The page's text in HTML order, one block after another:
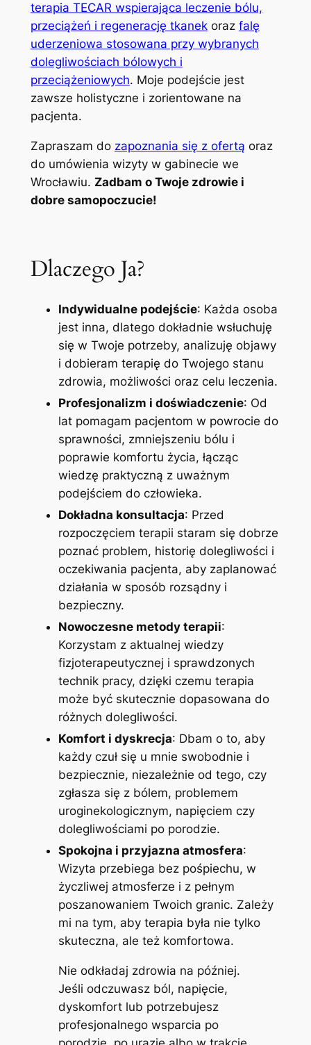
terapia TECAR wspierająca leczenie bólu,
przeciążeń i regenerację tkanekoraz falę
uderzeniowa stosowana przy wybranych
dolegliwościach bólowych i
przeciążeniowych. Moje podejście jest
zawsze holistyczne i zorientowane na
pacjenta.
Zapraszam do zapoznania się z ofertą oraz
do umówienia wizyty w gabinecie we
Wrocławiu. Zadbam o Twoje zdrowie i
dobre samopoczucie!
Dlaczego Ja?
Indywidualne podejście: Każda osoba
jest inna, dlatego dokładnie wsłuchuję
się w Twoje potrzeby, analizuję objawy
i dobieram terapię do Twojego stanu
zdrowia, możliwości oraz celu leczenia.
Profesjonalizm i doświadczenie: Od
lat pomagam pacjentom w powrocie do
sprawności, zmniejszeniu bólu i
poprawie komfortu życia, łącząc
wiedzę praktyczną z uważnym
podejściem do człowieka.
Dokładna konsultacja: Przed
rozpoczęciem terapii staram się dobrze
poznać problem, historię dolegliwości i
oczekiwania pacjenta, aby zaplanować
działania w sposób rozsądny i
bezpieczny.
Nowoczesne metody terapii:
Korzystam z aktualnej wiedzy
fizjoterapeutycznej i sprawdzonych
technik pracy, dzięki czemu terapia
może być skutecznie dopasowana do
różnych dolegliwości.
Komfort i dyskrecja: Dbam o to, aby
każdy czuł się u mnie swobodnie i
bezpiecznie, niezależnie od tego, czy
zgłasza się z bólem, problemem
uroginekologicznym, napięciem czy
dolegliwościami po porodzie.
Spokojna i przyjazna atmosfera:
Wizyta przebiega bez pośpiechu, w
życzliwej atmosferze i z pełnym
poszanowaniem Twoich granic. Zależy
mi na tym, aby terapia była nie tylko
skuteczna, ale też komfortowa.
Nie odkładaj zdrowia na później.
Jeśli odczuwasz ból, napięcie,
dyskomfort lub potrzebujesz
profesjonalnego wsparcia po